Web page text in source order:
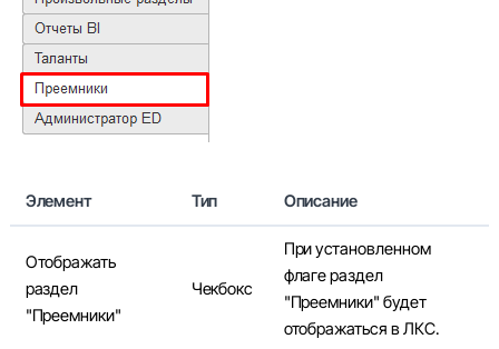
Элемент Тип Описание
Отображать
раздел
"Преемники"
Чекбокс
При установленном
флаге раздел
"Преемники" будет
отображаться в ЛКС.